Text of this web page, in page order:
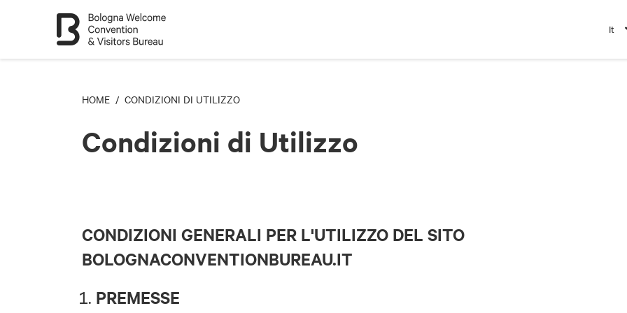
It
HOME / CONDIZIONI DI UTILIZZO
Condizioni di Utilizzo
CONDIZIONI GENERALI PER L'UTILIZZO DEL SITO
BOLOGNACONVENTIONBUREAU.IT
PREMESSE